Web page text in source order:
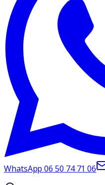
WhatsApp06 50 74 71 06